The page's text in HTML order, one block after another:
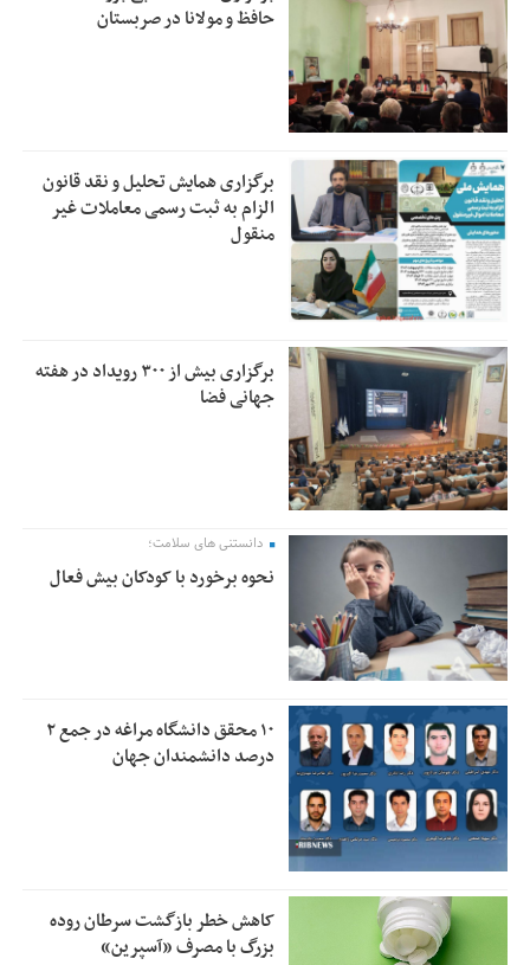
حافظ و مولانا در صربستان
برگزاری همایش تحلیل و نقد قانون
الزام به ثبت رسمی معاملات غیر
منقول
برگزاری بیش از ۳۰۰ رویداد در هفته
جهانی فضا
دانستنی های سلامت؛
نحوه برخورد با کودکان بیش فعال
۱۰ محقق دانشگاه مراغه در جمع ۲
درصد دانشمندان جهان
کاهش خطر بازگشت سرطان روده
بزرگ با مصرف «آسپرین»